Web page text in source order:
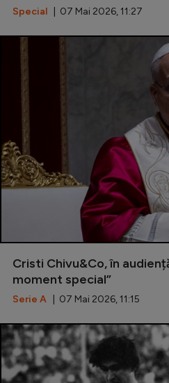
Special | 07 Mai 2026, 11:27
Cristi Chivu&Co, în
moment special”
Serie A | 07 Mai 2026, 11:15